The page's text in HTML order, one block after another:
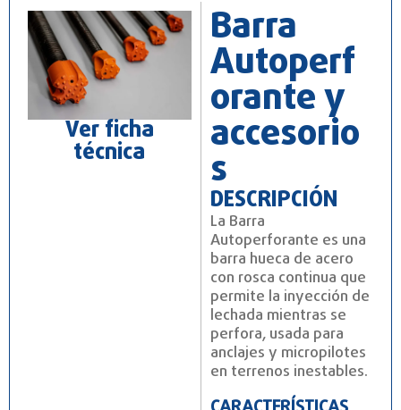
Ver ficha
técnica
Barra
Autoperf
orante y
accesorio
s
DESCRIPCIÓN
La Barra
Autoperforante es una
barra hueca de acero
con rosca continua que
permite la inyección de
lechada mientras se
perfora, usada para
anclajes y micropilotes
en terrenos inestables.